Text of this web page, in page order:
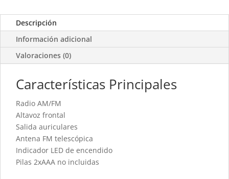
Descripción
Información adicional
Valoraciones (0)
Características Principales
Radio AM/FM
Altavoz frontal
Salida auriculares
Antena FM telescópica
Indicador LED de encendido
Pilas 2xAAA no incluidas